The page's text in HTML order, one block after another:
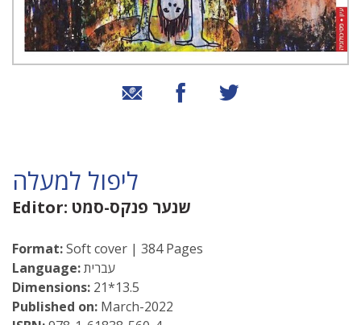
שיתוף באמצעות אימייל
שיתוף בפייסבוק
ליפול למעלה
Editor: שנער פנקס-סמט
Format:Soft cover | 384 Pages
Language:עברית
Dimensions: 21*13.5
Published on: March-2022